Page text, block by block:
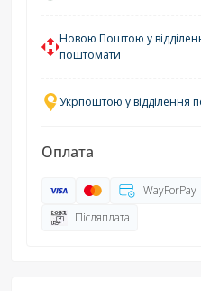
Новою Поштою у
поштомати
Укрпоштою у відділення
Оплата
WayForPay
Післяплата